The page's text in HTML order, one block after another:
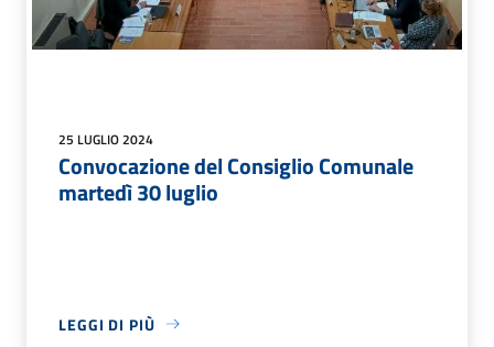
25 LUGLIO 2024
Convocazione del Consiglio Comunale
martedì 30 luglio
LEGGI DI PIÙ